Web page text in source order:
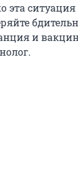
эта
и